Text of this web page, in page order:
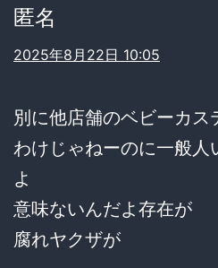
匿名
2025年8月22日 10:05
別に他店舗のベビーカス
わけじゃねーのに一般人
よ
意味ないんだよ存在が
腐れヤクザが